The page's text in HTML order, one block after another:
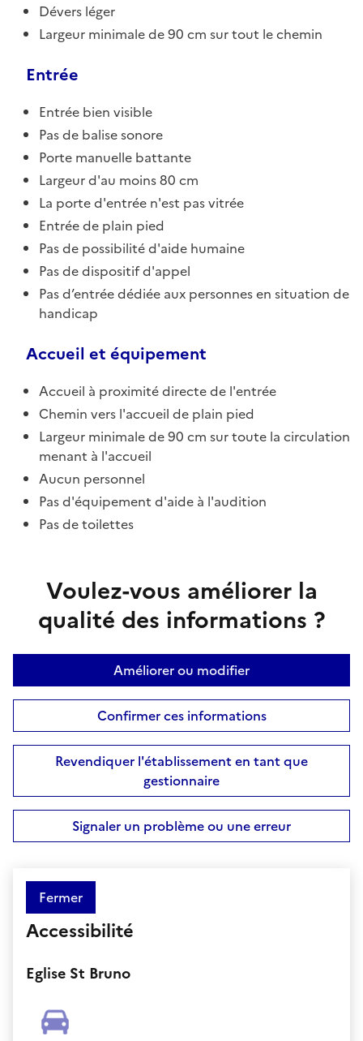
Dévers léger
Largeur minimale de 90 cm sur tout le chemin
Entrée
Entrée bien visible
Pas de balise sonore
Porte manuelle battante
Largeur d'au moins 80 cm
La porte d'entrée n'est pas vitrée
Entrée de plain pied
Pas de possibilité d'aide humaine
Pas de dispositif d'appel
Pas d’entrée dédiée aux personnes en situation de
handicap
Accueil et équipement
Accueil à proximité directe de l'entrée
Chemin vers l'accueil de plain pied
Largeur minimale de 90 cm sur toute la circulation
menant à l'accueil
Aucun personnel
Pas d'équipement d'aide à l'audition
Pas de toilettes
Voulez-vous améliorer la
qualité des informations ?
Améliorer ou modifier
Confirmer ces informations
Revendiquer l'établissement en tant que
gestionnaire
Signaler un problème ou une erreur
Fermer
Accessibilité
Eglise St Bruno